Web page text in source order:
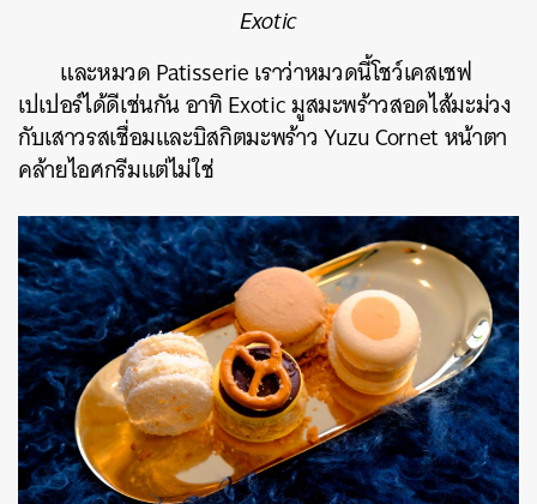
Exotic
และหมวด Patisserie เราว่าหมวดนี้โชว์เคสเชฟ
เปเปอร์ได้ดีเช่นกัน อาทิ Exotic มูสมะพร้าวสอดไส้มะม่วง
กับเสาวรสเชื่อมและบิสกิตมะพร้าว Yuzu Cornet หน้าตา
คล้ายไอศกรีมแต่ไม่ใช่